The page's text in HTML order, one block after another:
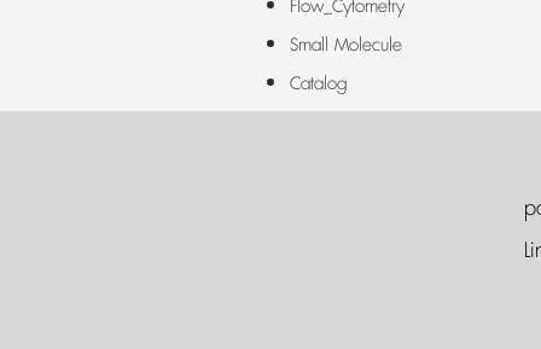
Flow_Cytometry
Small Molecule
Catalog